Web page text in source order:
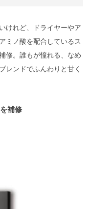
けれど、ドライヤーやア
ミノ酸を配合しているス
修。誰もが憧れる、なめ
レンドでふんわりと甘く
補修